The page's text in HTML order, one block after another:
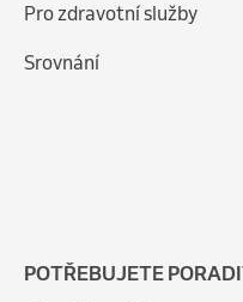
Pro zdravotní služby
Srovnání
POTŘEBUJETE